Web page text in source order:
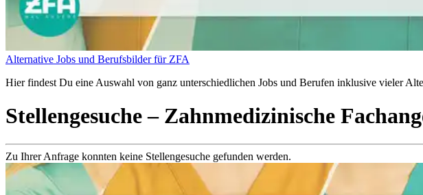
Alternative Jobs und Berufsbilder für ZFA
Hier findest Du eine Auswahl von ganz unterschiedlichen Jobs und Berufen inklusive vieler
Stellengesuche– Zahnmedizinische
Zu Ihrer Anfrage konnten keine Stellengesuche gefunden werden.